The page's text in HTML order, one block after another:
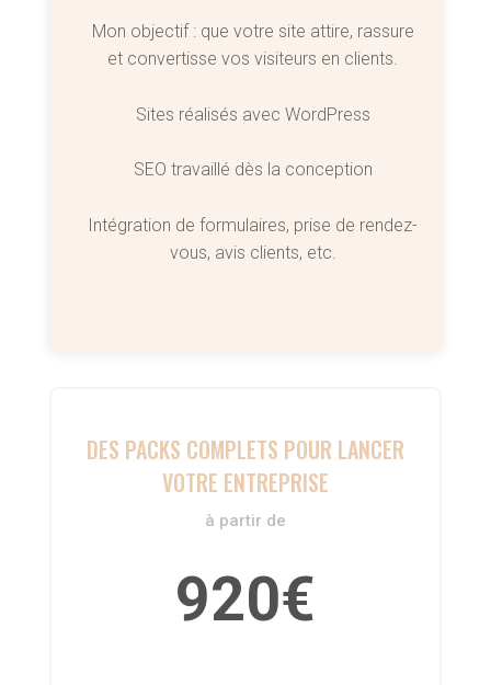
Mon objectif : que votre site attire, rassure
et convertisse vos visiteurs en clients.
Sites réalisés avec WordPress
SEO travaillé dès la conception
Intégration de formulaires, prise de rendez-
vous, avis clients, etc.
DES PACKS COMPLETS POUR LANCER
VOTRE ENTREPRISE
à partir de
920€